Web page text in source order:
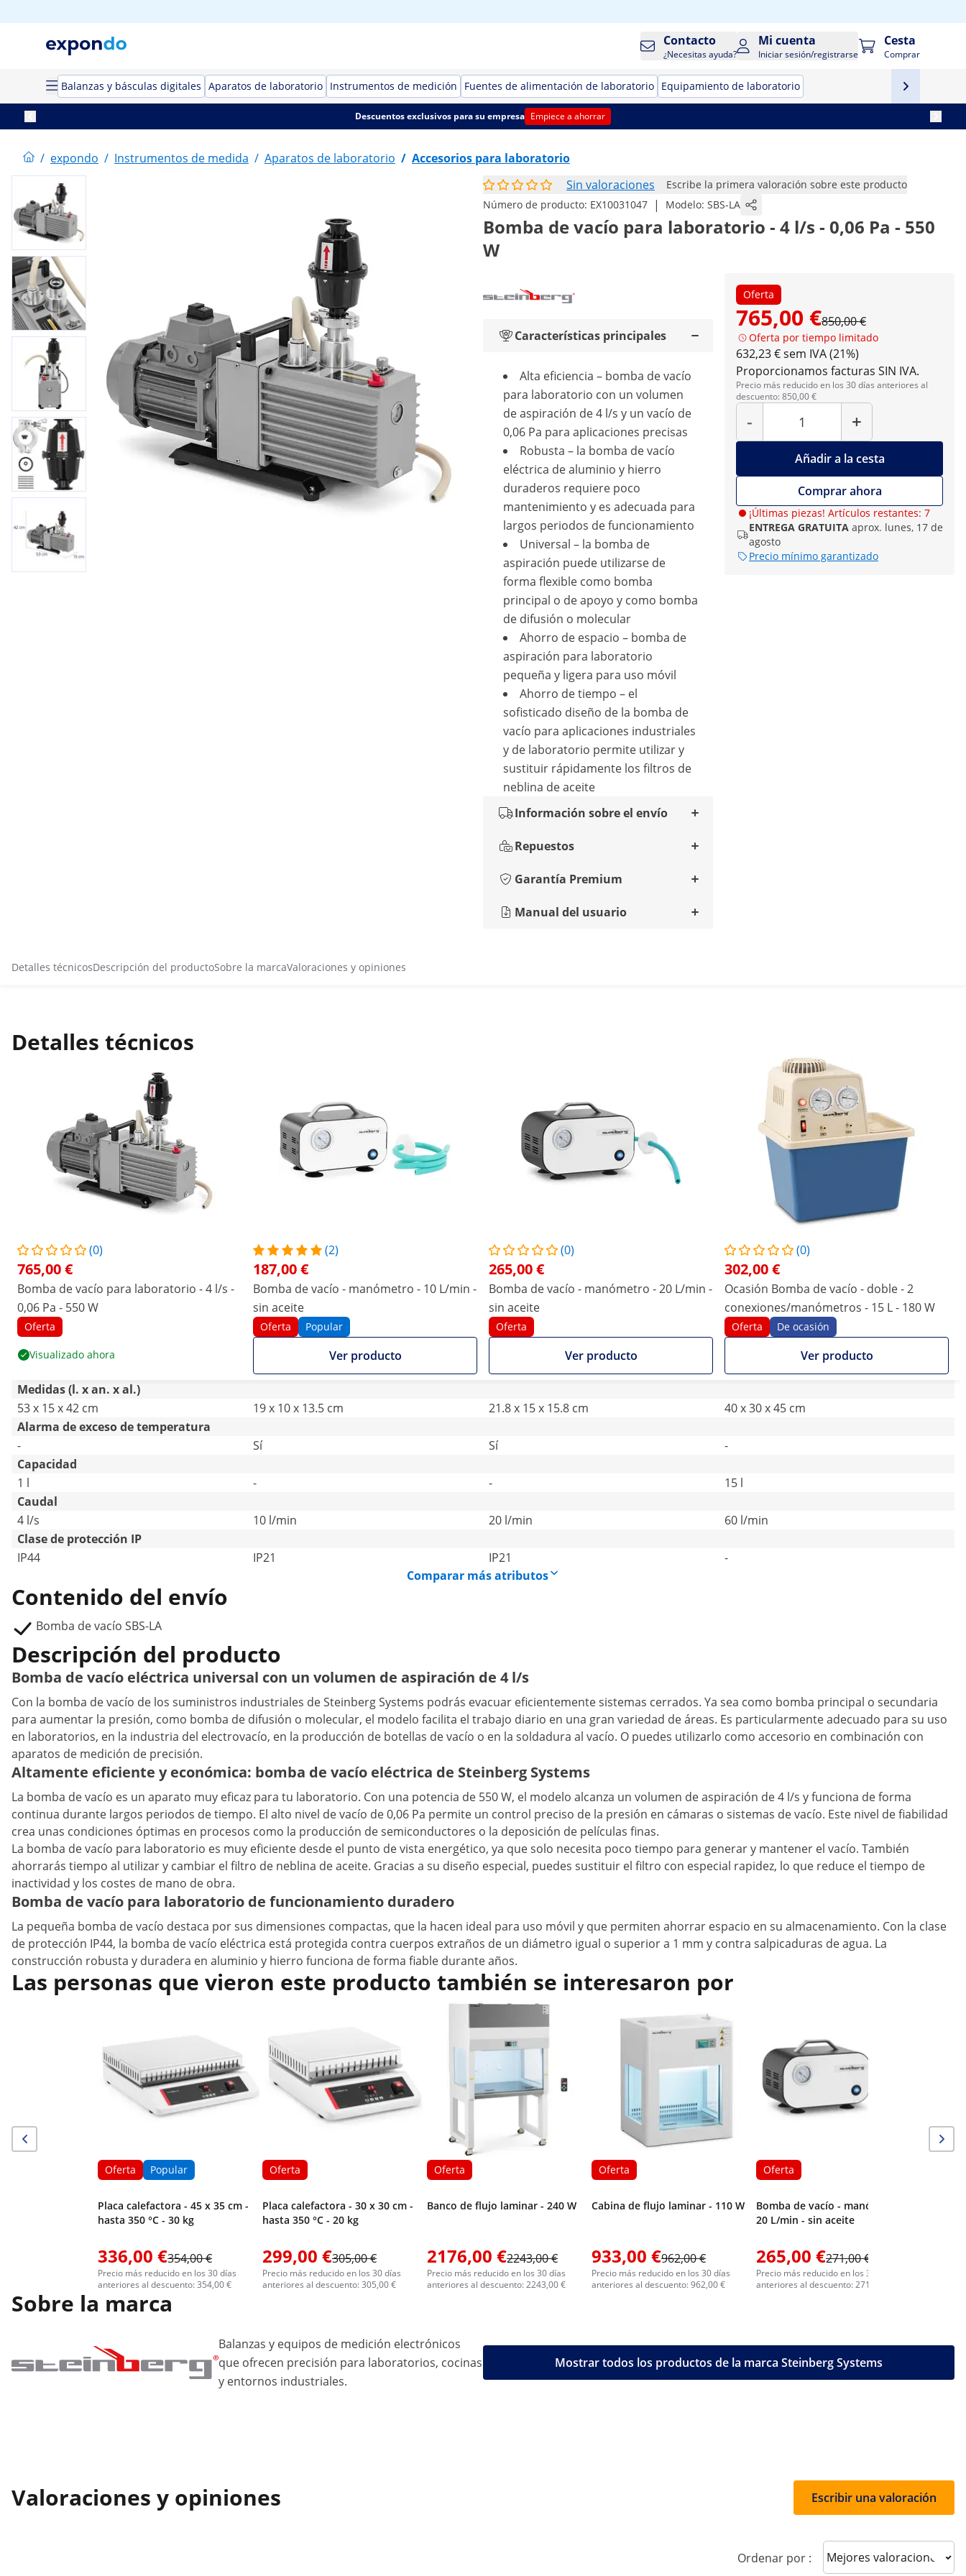
Contacto
¿Necesitas ayuda?
Mi cuenta
Iniciar sesión/registrarse
Cesta
Comprar
Balanzas y básculas digitales Aparatos de laboratorio Instrumentos de medición Fuentes de alimentación de laboratorio Equipamiento de laboratorio
Descuentos exclusivos para su empresa Empiece a ahorrar
/ expondo / Instrumentos de medida / Aparatos de laboratorio / Accesorios para laboratorio
Sin valoraciones
Escribe la primera valoración sobre este producto
Número de producto: EX10031047 | Modelo: SBS-LA
Bomba de vacío para laboratorio - 4 l/s - 0,06 Pa - 550
W
Oferta
765,00 €850,00 €
Oferta por tiempo limitado
632,23 € sem IVA (21%)
Proporcionamos facturas SIN IVA.
Precio más reducido en los 30 días anteriores al
descuento: 850,00 €
-
Cantidad
+
Añadir a la cesta
Comprar ahora
¡Últimas piezas! Artículos restantes: 7
ENTREGA GRATUITA aprox. lunes, 17 de
agosto
Precio mínimo garantizado
Características principales
Alta eficiencia – bomba de vacío
para laboratorio con un volumen
de aspiración de 4 l/s y un vacío de
0,06 Pa para aplicaciones precisas
Robusta – la bomba de vacío
eléctrica de aluminio y hierro
duraderos requiere poco
mantenimiento y es adecuada para
largos periodos de funcionamiento
Universal – la bomba de
aspiración puede utilizarse de
forma flexible como bomba
principal o de apoyo y como bomba
de difusión o molecular
Ahorro de espacio – bomba de
aspiración para laboratorio
pequeña y ligera para uso móvil
Ahorro de tiempo – el
sofisticado diseño de la bomba de
vacío para aplicaciones industriales
y de laboratorio permite utilizar y
sustituir rápidamente los filtros de
neblina de aceite
Información sobre el envío
Repuestos
Garantía Premium
Manual del usuario
Detalles técnicosDescripción del productoSobre la marcaValoraciones y opiniones
Detalles técnicos
(0)
765,00 €
Bomba de vacío para laboratorio - 4 l/s -
0,06 Pa - 550 W
Oferta
Visualizado ahora
(2)
187,00 €
Bomba de vacío - manómetro - 10 L/min -
sin aceite
Oferta Popular
Ver producto
(0)
265,00 €
Bomba de vacío - manómetro - 20 L/min -
sin aceite
Oferta
Ver producto
(0)
302,00 €
Ocasión Bomba de vacío - doble - 2
conexiones/manómetros - 15 L - 180 W
Oferta De ocasión
Ver producto
Medidas (l. x an. x al.)
53 x 15 x 42 cm
19 x 10 x 13.5 cm 21.8 x 15 x 15.8 cm
40 x 30 x 45 cm
Alarma de exceso de temperatura
-
Sí Sí
-
Capacidad
1 l
- -
15 l
Caudal
4 l/s
10 l/min 20 l/min
60 l/min
Clase de protección IP
IP44
IP21 IP21
-
Comparar más atributos
Contenido del envío
Bomba de vacío SBS-LA
Descripción del producto
Bomba de vacío eléctrica universal con un volumen de aspiración de 4 l/s
Con la bomba de vacío de los suministros industriales de Steinberg Systems podrás evacuar eficientemente sistemas cerrados. Ya sea como bomba principal o secundaria
para aumentar la presión, como bomba de difusión o molecular, el modelo facilita el trabajo diario en una gran variedad de áreas. Es particularmente adecuado para su uso
en laboratorios, en la industria del electrovacío, en la producción de botellas de vacío o en la soldadura al vacío. O puedes utilizarlo como accesorio en combinación con
aparatos de medición de precisión.
Altamente eficiente y económica: bomba de vacío eléctrica de Steinberg Systems
La bomba de vacío es un aparato muy eficaz para tu laboratorio. Con una potencia de 550 W, el modelo alcanza un volumen de aspiración de 4 l/s y funciona de forma
continua durante largos periodos de tiempo. El alto nivel de vacío de 0,06 Pa permite un control preciso de la presión en cámaras o sistemas de vacío. Este nivel de fiabilidad
crea unas condiciones óptimas en procesos como la producción de semiconductores o la deposición de películas finas.
La bomba de vacío para laboratorio es muy eficiente desde el punto de vista energético, ya que solo necesita poco tiempo para generar y mantener el vacío. También
ahorrarás tiempo al utilizar y cambiar el filtro de neblina de aceite. Gracias a su diseño especial, puedes sustituir el filtro con especial rapidez, lo que reduce el tiempo de
inactividad y los costes de mano de obra.
Bomba de vacío para laboratorio de funcionamiento duradero
La pequeña bomba de vacío destaca por sus dimensiones compactas, que la hacen ideal para uso móvil y que permiten ahorrar espacio en su almacenamiento. Con la clase
de protección IP44, la bomba de vacío eléctrica está protegida contra cuerpos extraños de un diámetro igual o superior a 1 mm y contra salpicaduras de agua. La
construcción robusta y duradera en aluminio y hierro funciona de forma fiable durante años.
Las personas que vieron este producto también se interesaron por
Oferta Popular
Placa calefactora - 45 x 35 cm -
hasta 350 °C - 30 kg
336,00 €354,00 €
Precio más reducido en los 30 días
anteriores al descuento: 354,00 €
Oferta
Placa calefactora - 30 x 30 cm -
hasta 350 °C - 20 kg
299,00 €305,00 €
Precio más reducido en los 30 días
anteriores al descuento: 305,00 €
Oferta
Banco de flujo laminar - 240 W
2176,00 €2243,00 €
Precio más reducido en los 30 días
anteriores al descuento: 2243,00 €
Oferta
Cabina de flujo laminar - 110 W
933,00 €962,00 €
Precio más reducido en los 30 días
anteriores al descuento: 962,00 €
Oferta
Bomba de vacío - manómetro -
20 L/min - sin aceite
265,00 €271,00 €
Precio más reducido en los 30 días
anteriores al descuento: 271,00 €
Sobre la marca
Balanzas y equipos de medición electrónicos
que ofrecen precisión para laboratorios, cocinas
y entornos industriales.
Mostrar todos los productos de la marca Steinberg Systems
Valoraciones y opiniones Escribir una valoración
Ordenar por : Sort reviews